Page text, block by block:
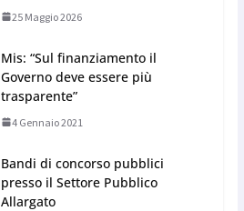
25 Maggio 2026
Mis: “Sul finanziamento il
Governo deve essere più
trasparente”
4 Gennaio 2021
Bandi di concorso pubblici
presso il Settore Pubblico
Allargato